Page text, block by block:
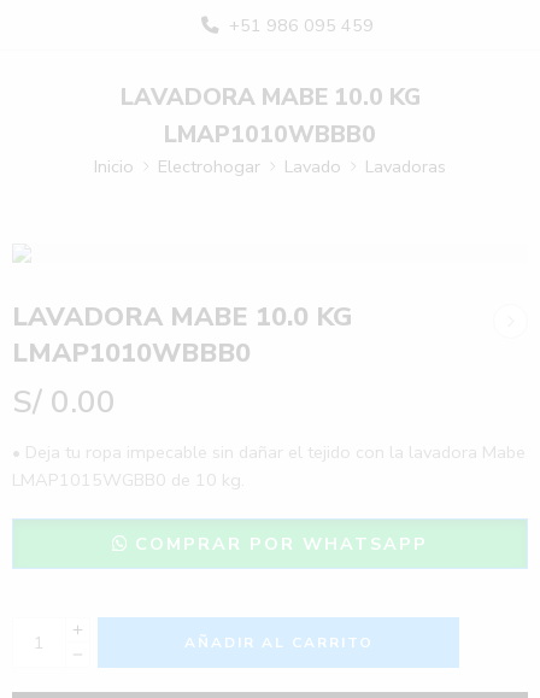
+51 986 095 459
LAVADORA MABE 10.0 KG
LMAP1010WBBB0
Inicio Electrohogar Lavado Lavadoras
LAVADORA MABE 10.0 KG
LMAP1010WBBB0
S/ 0.00
• Deja tu ropa impecable sin dañar el tejido con la lavadora Mabe
LMAP1015WGBB0 de 10 kg.
COMPRAR POR WHATSAPP
AÑADIR AL CARRITO